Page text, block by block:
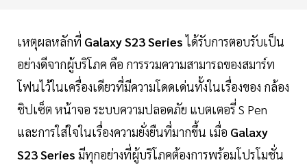
เหตุผลหลักที่ Galaxy S23 Seriesได้รับการตอบรับเป็น
อย่างดีจากผู้บริโภค คือ การรวมความสามารถของสมาร์ท
โฟนไว้ในเครื่องเดียวที่มีความโดดเด่นทั้งในเรื่องของ กล้อง
ชิปเซ็ต หน้าจอ ระบบความปลอดภัย แบตเตอรี่ S Pen
และการใส่ใจในเรื่องความยั่งยืนที่มากขึ้น เมื่อ Galaxy
S23 Series มีทุกอย่างที่ผู้บริโภคต้องการพร้อมโปรโมชั่น